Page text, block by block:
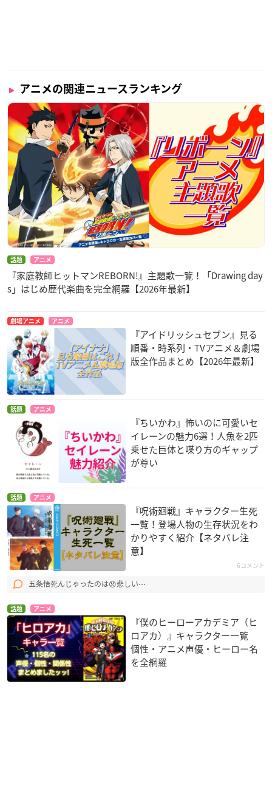
アニメの関連ニュースランキング
話題 アニメ
『家庭教師ヒットマンREBORN!』主題歌一覧！「Drawing day
s」はじめ歴代楽曲を完全網羅【2026年最新】
劇場アニメ アニメ
『アイドリッシュセブン』見る
順番・時系列・TVアニメ＆劇場
版全作品まとめ【2026年最新】
話題 アニメ
『ちいかわ』怖いのに可愛いセ
イレーンの魅力6選！人魚を2匹
乗せた巨体と喋り方のギャップ
が尊い
話題 アニメ
『呪術廻戦』キャラクター生死
一覧！登場人物の生存状況をわ
かりやすく紹介【ネタバレ注
意】
6コメント
五条悟死んじゃったのは😞悲しい⋯
話題 アニメ
『僕のヒーローアカデミア（ヒ
ロアカ）』キャラクター一覧
個性・アニメ声優・ヒーロー名
を全網羅